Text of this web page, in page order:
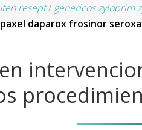
resept/ genericos zyloprim
daparox frosinor